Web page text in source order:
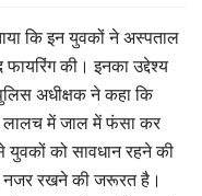
कि इन युवकों ने अस्पताल
की। इनका उद्देश्य
अधीक्षक ने कहा कि
लालच में जाल में फंसा कर
को सावधान रहने की
नजर रखने की जरूरत है।